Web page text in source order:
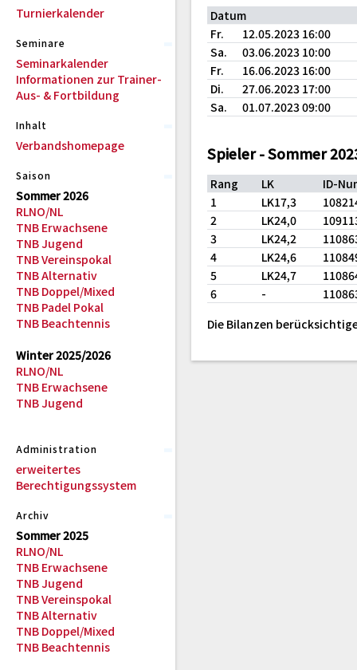
Turnierkalender
Seminare
Seminarkalender
Informationen zur Trainer-
Aus- & Fortbildung
Inhalt
Verbandshomepage
Saison
Sommer 2026
RLNO/NL
TNB Erwachsene
TNB Jugend
TNB Vereinspokal
TNB Alternativ
TNB Doppel/Mixed
TNB Padel Pokal
TNB Beachtennis
Winter 2025/2026
RLNO/NL
TNB Erwachsene
TNB Jugend
Administration
erweitertes
Berechtigungssystem
Archiv
Sommer 2025
RLNO/NL
TNB Erwachsene
TNB Jugend
TNB Vereinspokal
TNB Alternativ
TNB Doppel/Mixed
TNB Beachtennis
Datum
Fr.
12.05.2023 16:00
Sa.
03.06.2023 10:00
Fr.
16.06.2023 16:00
Di.
27.06.2023 17:00
Sa.
01.07.2023 09:00
Spieler - Sommer
Rang LK
ID-
1
LK17,3
2
LK24,0
3
LK24,2
4
LK24,6
5
LK24,7
6
-
Die Bilanzen